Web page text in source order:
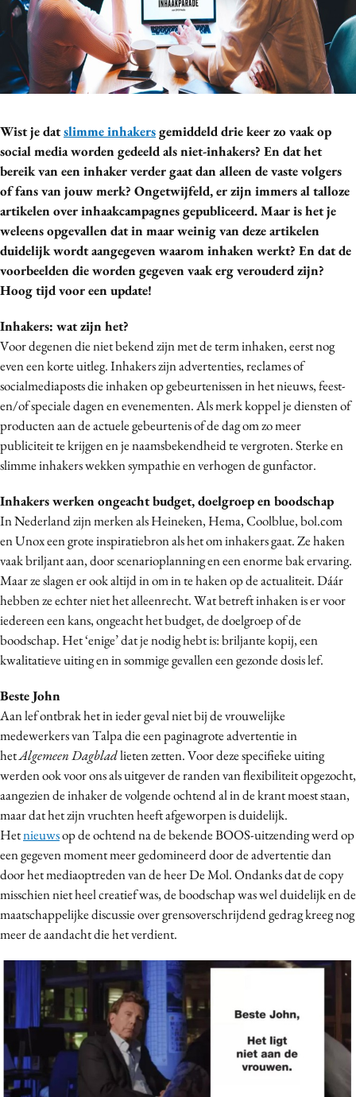
Artificial Intelligence
Bureaus
Campagnes
Carriere
Craft
Customer Experience
Data & Insights
Design
Digital transformation
Diversiteit
Effectiviteit
Influencer marketing
Interne communicatie
Martech
Media
Merkstrategie
PR
Programmatic
Purpose Marketing
Reputatie & crisis
Wist je datslimme inhakersgemiddeld drie keer zo vaak op
social media worden gedeeld als niet-inhakers? En dat het
bereik van een inhaker verder gaat dan alleen de vaste volgers
of fans van jouw merk? Ongetwijfeld, er zijn immers al talloze
artikelen over inhaakcampagnes gepubliceerd. Maar is het je
weleens opgevallen dat in maar weinig van deze artikelen
duidelijk wordt aangegeven waarom inhaken werkt? En dat de
voorbeelden die worden gegeven vaak erg verouderd zijn?
Hoog tijd voor een update!
Inhakers: wat zijn het?
Voor degenen die niet bekend zijn met de term inhaken, eerst nog
even een korte uitleg. Inhakers zijn advertenties, reclames of
socialmediaposts die inhaken op gebeurtenissen in het nieuws, feest-
en/of speciale dagen en evenementen. Als merk koppel je diensten of
producten aan de actuele gebeurtenis of de dag om zo meer
publiciteit te krijgen en je naamsbekendheid te vergroten. Sterke en
slimme inhakers wekken sympathie en verhogen de gunfactor.
Inhakers werken ongeacht budget, doelgroep en boodschap
In Nederland zijn merken als Heineken, Hema, Coolblue, bol.com
en Unox een grote inspiratiebron als het om inhakers gaat. Ze haken
vaak briljant aan, door scenarioplanning en een enorme bak ervaring.
Maar ze slagen er ook altijd in om in te haken op de actualiteit. Dáár
hebben ze echter niet het alleenrecht. Wat betreft inhaken is er voor
iedereen een kans, ongeacht het budget, de doelgroep of de
boodschap. Het ‘enige’ dat je nodig hebt is: briljante kopij, een
kwalitatieve uiting en in sommige gevallen een gezonde dosis lef.
Beste John
Aan lef ontbrak het in ieder geval niet bij de vrouwelijke
medewerkers van Talpa die een paginagrote advertentie in
hetAlgemeen Dagbladlieten zetten. Voor deze specifieke uiting
werden ook voor ons als uitgever de randen van flexibiliteit opgezocht,
aangezien de inhaker de volgende ochtend al in de krant moest staan,
maar dat het zijn vruchten heeft afgeworpen is duidelijk.
Hetnieuwsop de ochtend na de bekende BOOS-uitzending werd op
een gegeven moment meer gedomineerd door de advertentie dan
door het mediaoptreden van de heer De Mol. Ondanks dat de copy
misschien niet heel creatief was, de boodschap was wel duidelijk en de
maatschappelijke discussie over grensoverschrijdend gedrag kreeg nog
meer de aandacht die het verdient.